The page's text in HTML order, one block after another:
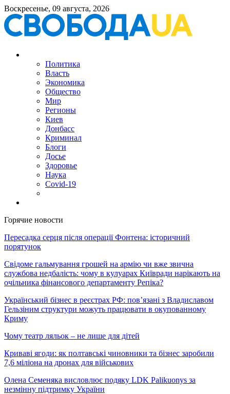
Воскресенье, 09 августа, 2026
Политика
Власть
Экономика
Общество
Мир
Регионы
Киев
Донбасс
Криминал
Блоги
Досье
Здоровье
Наука
Covid-19
Горячие новости
Пересадка серця після операції Фонтена: історичний
порятунок
Свідоме гальмування грошей на армію чи вже звична
службова недбалість: чому в кулуарах Київради нарікають на
очільника фінансового департаменту Репіка?
Український бізнес в реєстрах РФ: пов’язані з Владиславом
Гельзіним структури можуть працювати в окупованному
Криму
Чому театр ляльок – не лише для дітей
Криваві ягоди: як полтавські чиновники та бізнес заробили
7,6 міліона на дронах для військових
Олена Семеняка висловлює подяку LDK Palikuonys за
незмінну підтримку України